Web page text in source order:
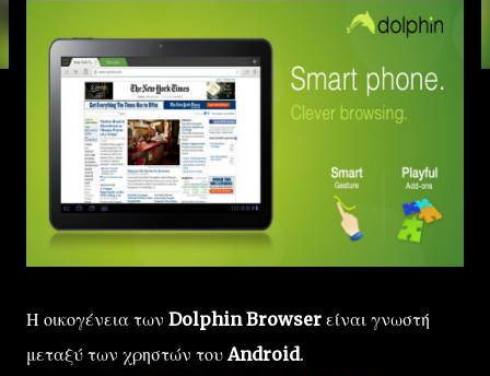
Η οικογένεια των Dolphin Browser είναι γνωστή
μεταξύ των χρηστών του Android.